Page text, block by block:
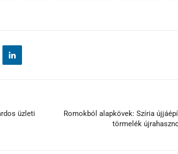
üzleti
Romokból alapkövek: Szíria
törmelék